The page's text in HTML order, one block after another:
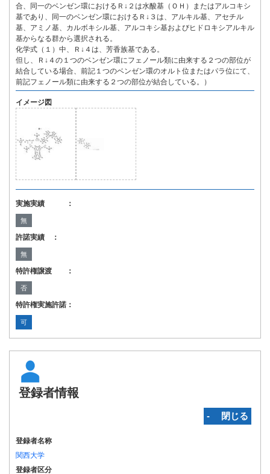
合、同一のベンゼン環におけるＲ↓２は水酸基（ＯＨ）またはアルコキシ
基であり、同一のベンゼン環におけるＲ↓３は、アルキル基、アセチル
基、アミノ基、カルボキシル基、アルコキシ基およびヒドロキシアルキル
基からなる群から選択される。
化学式（１）中、Ｒ↓４は、芳香族基である。
但し、Ｒ↓４の１つのベンゼン環にフェノール類に由来する２つの部位が
結合している場合、前記１つのベンゼン環のオルト位またはパラ位にて、
前記フェノール類に由来する２つの部位が結合している。）
イメージ図
実施実績 ：
無
許諾実績 ：
無
特許権譲渡 ：
否
特許権実施許諾：
可
登録者情報
‐ 閉じる
登録者名称
関西大学
登録者区分